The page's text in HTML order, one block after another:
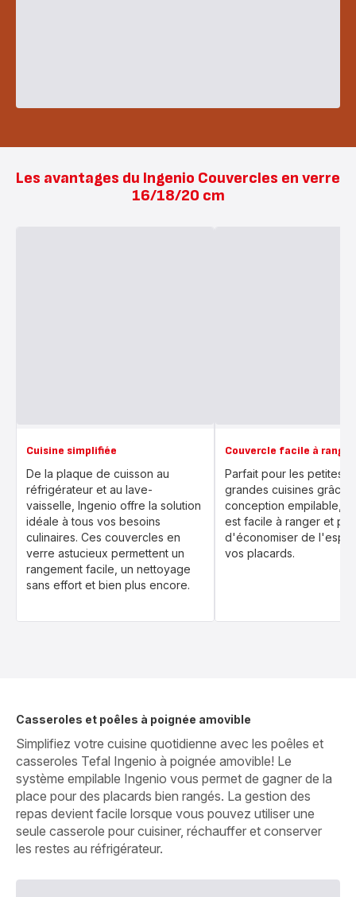
Les avantages du Ingenio Couvercles en verre
16/18/20 cm
Cuisine simplifiée
De la plaque de cuisson au
réfrigérateur et au lave-
vaisselle, Ingenio offre la solution
idéale à tous vos besoins
culinaires. Ces couvercles en
verre astucieux permettent un
rangement facile, un nettoyage
sans effort et bien plus encore.
Couvercle facile à ranger
Parfait pour les petites et
grandes cuisines grâce
conception empilable, il
est facile à ranger et
d'économiser de
vos placards.
Casseroles et poêles à poignée amovible
Simplifiez votre cuisine quotidienne avec les poêles et
casseroles Tefal Ingenio à poignée amovible! Le
système empilable Ingenio vous permet de gagner de la
place pour des placards bien rangés. La gestion des
repas devient facile lorsque vous pouvez utiliser une
seule casserole pour cuisiner, réchauffer et conserver
les restes au réfrigérateur.